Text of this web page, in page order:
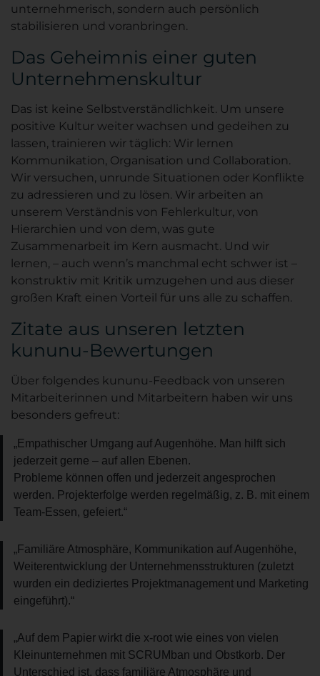
unternehmerisch, sondern auch persönlich
stabilisieren und voranbringen.
Das Geheimnis einer guten
Unternehmenskultur
Das ist keine Selbstverständlichkeit. Um unsere
positive Kultur weiter wachsen und gedeihen zu
lassen, trainieren wir täglich: Wir lernen
Kommunikation, Organisation und Collaboration.
Wir versuchen, unrunde Situationen oder Konflikte
zu adressieren und zu lösen. Wir arbeiten an
unserem Verständnis von Fehlerkultur, von
Hierarchien und von dem, was gute
Zusammenarbeit im Kern ausmacht. Und wir
lernen, – auch wenn’s manchmal echt schwer ist –
konstruktiv mit Kritik umzugehen und aus dieser
großen Kraft einen Vorteil für uns alle zu schaffen.
Zitate aus unseren letzten
kununu-Bewertungen
Über folgendes kununu-Feedback von unseren
Mitarbeiterinnen und Mitarbeitern haben wir uns
besonders gefreut:
„Empathischer Umgang auf Augenhöhe. Man hilft sich
jederzeit gerne – auf allen Ebenen.
Probleme können offen und jederzeit angesprochen
werden. Projekterfolge werden regelmäßig, z. B. mit einem
Team-Essen, gefeiert.“
„Familiäre Atmosphäre, Kommunikation auf Augenhöhe,
Weiterentwicklung der Unternehmensstrukturen (zuletzt
wurden ein dediziertes Projektmanagement und Marketing
eingeführt).“
„Auf dem Papier wirkt die x-root wie eines von vielen
Kleinunternehmen mit SCRUMban und Obstkorb. Der
Unterschied ist, dass familiäre Atmosphäre und